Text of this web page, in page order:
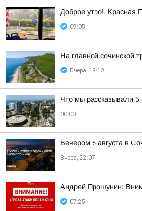
Доброе утро!. Красная
09:05
На главной сочинской
Вчера, 19:13
Что мы рассказывали 5
00:00
Вечером 5 августа в
Вчера, 22:07
Андрей Прошунин:
07:25